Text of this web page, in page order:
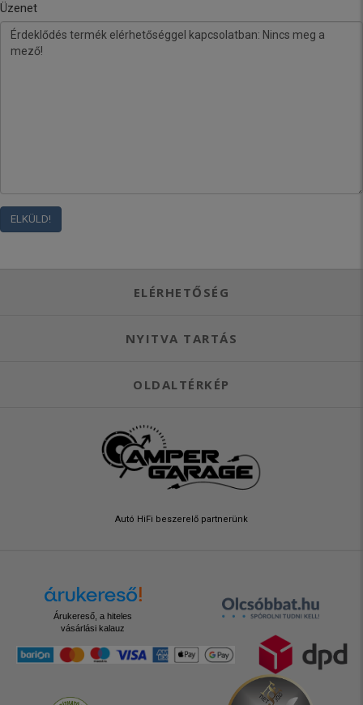
Üzenet
ELÉRHETŐSÉG
NYITVA TARTÁS
OLDALTÉRKÉP
Autó HiFi beszerelő partnerünk
Árukereső, a hiteles
vásárlási kalauz